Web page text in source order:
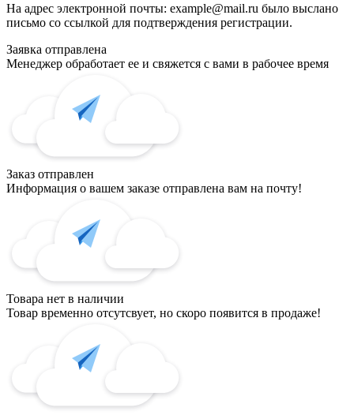
На адрес электронной почты: example@mail.ru было выслано
письмо со ссылкой для подтверждения регистрации.
Заявка отправлена
Менеджер обработает ее и свяжется с вами в рабочее время
Заказ отправлен
Информация о вашем заказе отправлена вам на почту!
Товара нет в наличии
Товар временно отсутсвует, но скоро появится в продаже!